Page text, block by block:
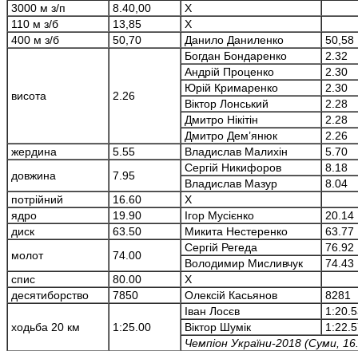
3000 м з/п
8.40,00
Х
110 м з/б
13,85
Х
400 м з/б
50,70 Данило Даниленко 50,58
висота 2.26
Богдан Бондаренко
2.32
Андрій Проценко
2.30
Юрій Кримаренко
2.30
Віктор Лонський
2.28
Дмитро Нікітін
2.28
Дмитро Дем’янюк
2.26
жердина
5.55 Владислав Малихін
5.70
довжина
7.95
Сергій Никифоров
8.18
Владислав Мазур
8.04
потрійний
16.60
Х
ядро
19.90 Ігор Мусієнко
20.14
диск
63.50 Микита Нестеренко
63.77
молот
74.00
Сергій Регеда
76.92
Володимир Мисливчук
74.43
спис
80.00
Х
десятиборство
7850 Олексій Касьянов 8281
ходьба 20 км 1:25.00
Іван Лосєв
Віктор Шумік
Чемпіон України-2018 (Суми,